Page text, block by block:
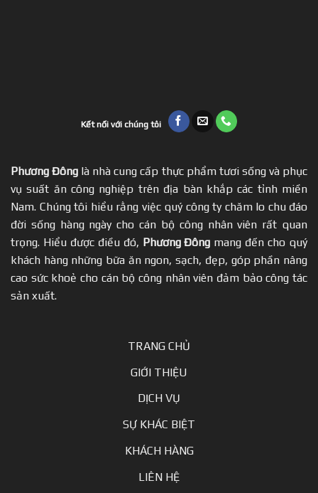
Kết nối với chúng tôi
Phương Đông là nhà cung cấp thực phẩm tươi sống và phục
vụ suất ăn công nghiệp trên địa bàn khắp các tỉnh miền
Nam. Chúng tôi hiểu rằng việc quý công ty chăm lo chu đáo
đời sống hàng ngày cho cán bộ công nhân viên rất quan
trọng. Hiểu được điều đó, Phương Đông mang đến cho quý
khách hàng những bữa ăn ngon, sạch, đẹp, góp phần nâng
cao sức khoẻ cho cán bộ công nhân viên đảm bảo công tác
sản xuất.
TRANG CHỦ
GIỚI THIỆU
DỊCH VỤ
SỰ KHÁC BIỆT
KHÁCH HÀNG
LIÊN HỆ